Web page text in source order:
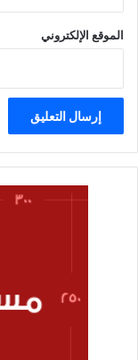
الموقع الإلكتروني